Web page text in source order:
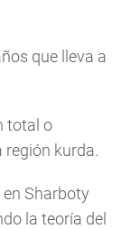
que lleva a
total o
región kurda.
Sharboty
la teoría del